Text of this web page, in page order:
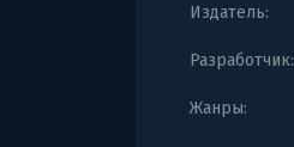
Издатель:
Разработчик:
Жанры: